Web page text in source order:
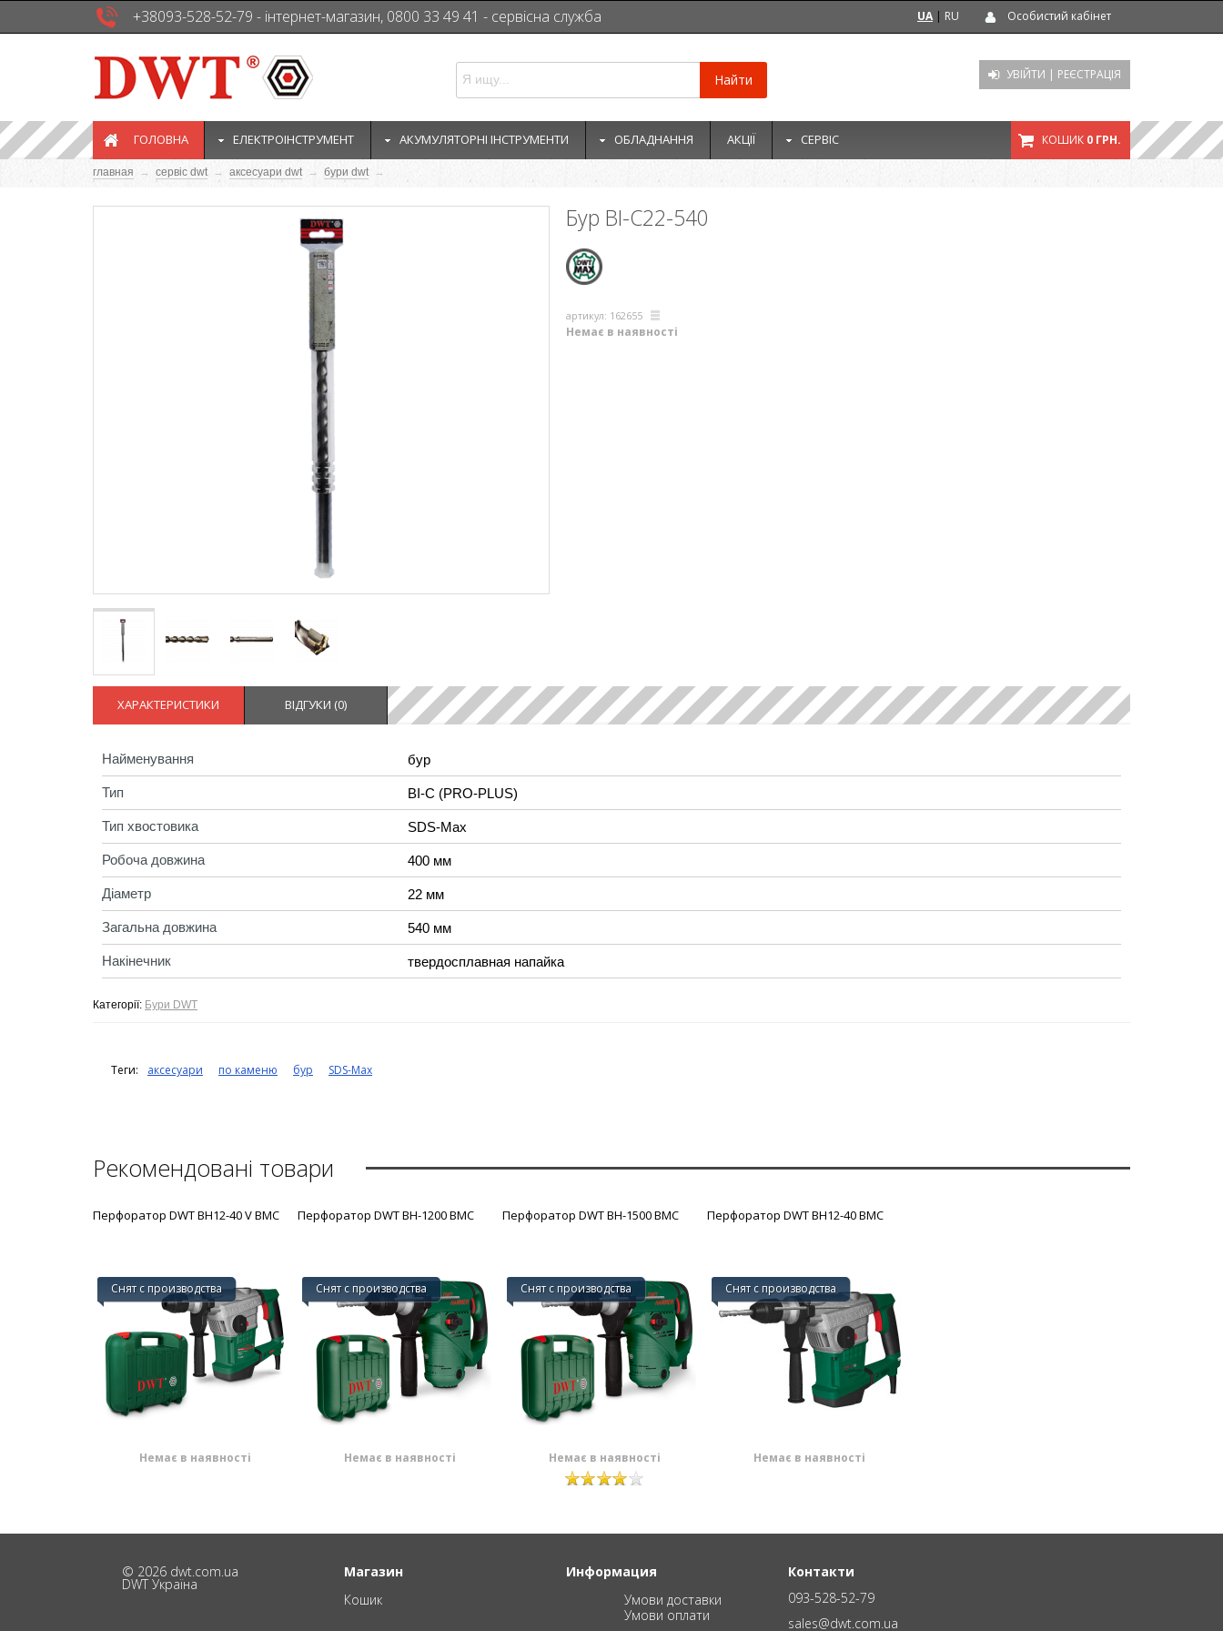
+38093-528-52-79 - інтернет-магазин, 0800 33 49 41 - сервісна служба UA | RU Особистий кабінет
Найти УВІЙТИ | РЕЄСТРАЦІЯ
ГОЛОВНА EЛЕКТРОІНСТРУМЕНТ АКУМУЛЯТОРНІ ІНСТРУМЕНТИ ОБЛАДНАННЯ АКЦІЇ СЕРВІС КОШИК 0 ГРН.
главная → сервіс dwt → аксесуари dwt → бури dwt →
Бур BI-C22-540
артикул: 162655
Немає в наявності
ХАРАКТЕРИСТИКИ ВІДГУКИ (0)
Найменування бур
Тип BI-C (PRO-PLUS)
Тип хвостовика SDS-Max
Робоча довжина 400 мм
Діаметр 22 мм
Загальна довжина 540 мм
Накінечник твердосплавная напайка
Категорії: Бури DWT
Теги: аксесуари по каменю бур SDS-Max
Рекомендовані товари
Перфоратор DWT BH12-40 V BMC
Снят с производства
Немає в наявності
Перфоратор DWT BH-1200 BMC
Снят с производства
Немає в наявності
Перфоратор DWT BH-1500 BMC
Снят с производства
Немає в наявності
Перфоратор DWT BH12-40 BMC
Снят с производства
Немає в наявності
© 2026 dwt.com.ua
DWT Україна
Магазин
Кошик
Информация
Умови доставки
Умови оплати
Контакти
093-528-52-79
sales@dwt.com.ua